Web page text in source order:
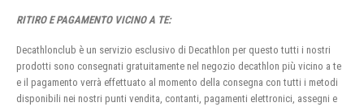
RITIRO E PAGAMENTO VICINO A TE:
Decathlonclub è un servizio esclusivo di Decathlon per questo tutti i nostri
prodotti sono consegnati gratuitamente nel negozio decathlon più vicino a te
e il pagamento verrà effettuato al momento della consegna con tutti i metodi
disponibili nei nostri punti vendita, contanti, pagamenti elettronici, assegni e